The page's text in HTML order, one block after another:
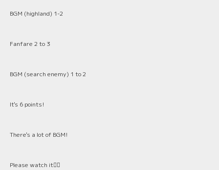
BGM (highland) 1-2
Fanfare 2 to 3
BGM (search enemy) 1 to 2
It's 6 points!
There's a lot of BGM!
Please watch it🙇‍♂️